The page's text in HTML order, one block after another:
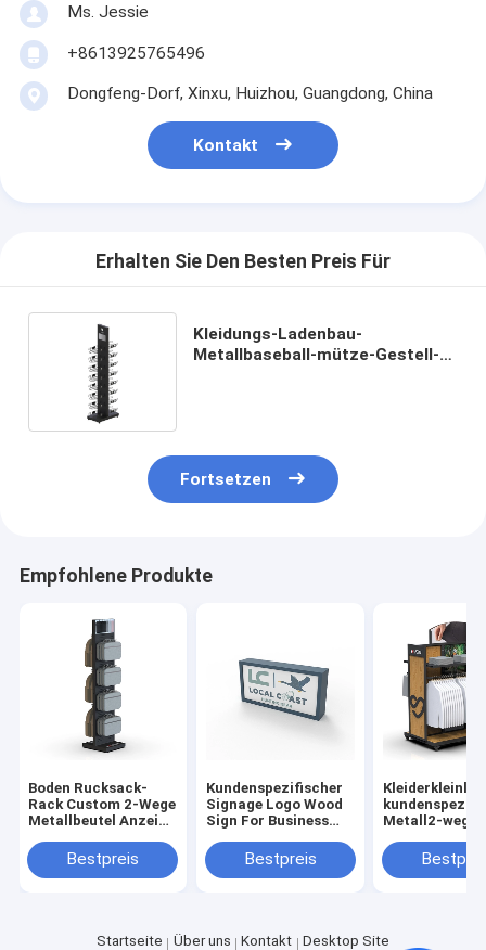
Ms. Jessie
+8613925765496
Dongfeng-Dorf, Xinxu, Huizhou, Guangdong, China
Kontakt
Erhalten Sie Den Besten Preis Für
Kleidungs-Ladenbau-
Metallbaseball-mütze-Gestell-
Fortsetzen
Empfohlene Produkte
Boden Rucksack-
Rack Custom 2-Wege
Metallbeutel Anzeige
Bestpreis
Kundenspezifischer
Signage Logo Wood
Sign For Business
Klein-Kleidung Uints
Bestpreis
Metall2-weg-
Startseite Über uns Kontakt Desktop Site